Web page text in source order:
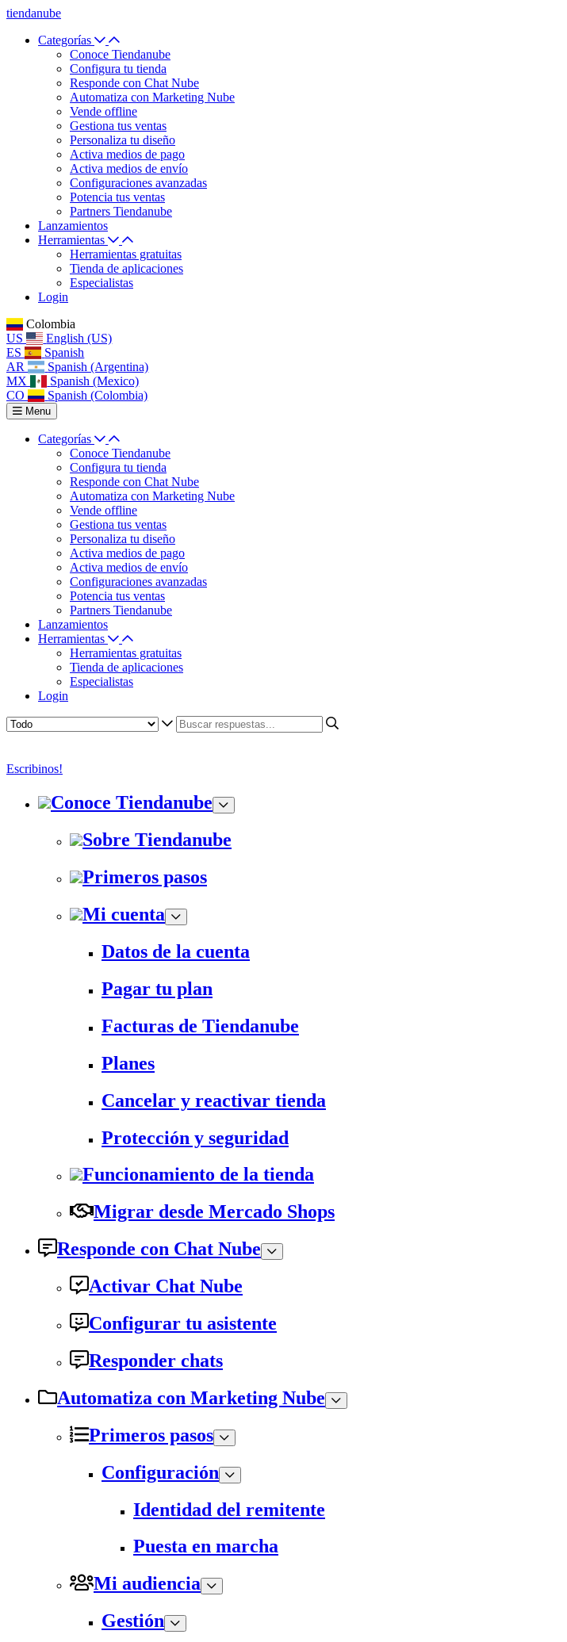
tiendanube
Categorías
Conoce Tiendanube
Configura tu tienda
Responde con Chat Nube
Automatiza con Marketing Nube
Vende offline
Gestiona tus ventas
Personaliza tu diseño
Activa medios de pago
Activa medios de envío
Configuraciones avanzadas
Potencia tus ventas
Partners Tiendanube
Lanzamientos
Herramientas
Herramientas gratuitas
Tienda de aplicaciones
Especialistas
Login
Colombia
US
English (US)
ES
Spanish
AR
Spanish (Argentina)
MX
Spanish (Mexico)
CO
Spanish (Colombia)
Menu
Categorías
Conoce Tiendanube
Configura tu tienda
Responde con Chat Nube
Automatiza con Marketing Nube
Vende offline
Gestiona tus ventas
Personaliza tu diseño
Activa medios de pago
Activa medios de envío
Configuraciones avanzadas
Potencia tus ventas
Partners Tiendanube
Lanzamientos
Herramientas
Herramientas gratuitas
Tienda de aplicaciones
Especialistas
Login
Escribinos!
Conoce Tiendanube
Sobre Tiendanube
Primeros pasos
Mi cuenta
Datos de la cuenta
Pagar tu plan
Facturas de Tiendanube
Planes
Cancelar y reactivar tienda
Protección y seguridad
Funcionamiento de la tienda
Migrar desde Mercado Shops
Responde con Chat Nube
Activar Chat Nube
Configurar tu asistente
Responder chats
Automatiza con Marketing Nube
Primeros pasos
Configuración
Identidad del remitente
Puesta en marcha
Mi audiencia
Gestión